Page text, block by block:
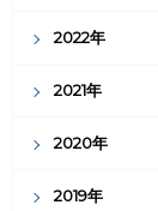
2022年
2021年
2020年
2019年